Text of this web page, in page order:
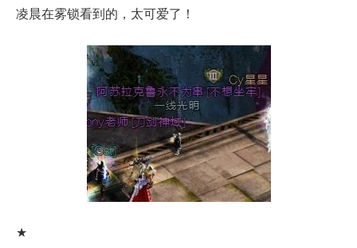
凌晨在雾锁看到的，太可爱了！
★